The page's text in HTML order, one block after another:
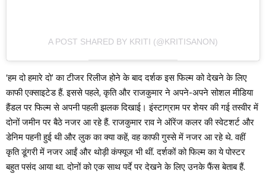
A POST SHARED BY KRITI (@KRITISANON)
‘हम दो हमारे दो’ का टीजर रिलीज होने के बाद दर्शक इस फिल्म को देखने के लिए
काफी एक्साइटेड हैं. इससे पहले, कृति और राजकुमार ने अपने-अपने सोशल मीडिया
हैंडल पर फिल्म से अपनी पहली झलक दिखाई। इंस्टाग्राम पर शेयर की गई तस्वीर में
दोनों जमीन पर बैठे नजर आ रहे हैं. राजकुमार राव ने ऑरेंज कलर की स्वेटशर्ट और
डेनिम पहनी हुई थी और लुक का क्या कहें, वह काफी गुस्से में नजर आ रहे थे. वहीं
कृति डूंगरी में नजर आईं और थोड़ी कंफ्यूज भी थीं. दर्शकों को फिल्म का ये पोस्टर
बहुत पसंद आया था. दोनों को एक साथ पर्दे पर देखने के लिए उनके फैंस बेताब हैं.